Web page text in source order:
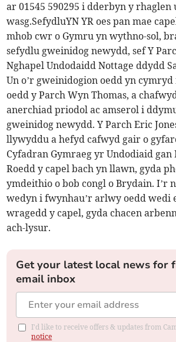
ar 01545 590295 i dderbyn y rhaglen
wasg.SefydluYN YR oes pan mae
mhob cwr o Gymru yn wythno-sol,
sefydlu gweinidog newydd, sef Y
Nghapel Undodaidd Nottage ddydd
Un o’r gweinidogion oedd yn
oedd y Parch Wyn Thomas, a
anerchiad priodol ac amserol i
gweinidog newydd. Y Parch Eric
llywyddu a hefyd cafwyd gair o
Cyfadran Gymraeg yr Undodiaid gan
Roedd y capel bach yn llawn, gyda
ymdeithio o bob congl o Brydain. I’r
wedyn i fwynhau’r arlwy oedd wedi
wragedd y capel, gyda chacen
ach-lysur.
Get your latest local news for
email inbox
I'd like to receive offers & updates from
notice